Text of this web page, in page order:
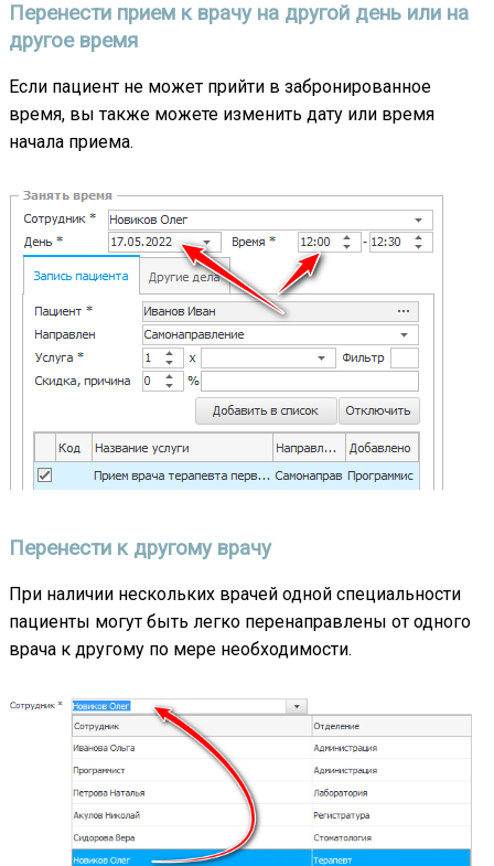
Перенести прием к врачу на другой день или на
другое время
Если пациент не может прийти в забронированное
время, вы также можете изменить дату или время
начала приема.
Перенести к другому врачу
При наличии нескольких врачей одной специальности
пациенты могут быть легко перенаправлены от одного
врача к другому по мере необходимости.